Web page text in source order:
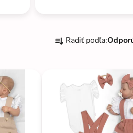
R
a
n
Radiť podľa: